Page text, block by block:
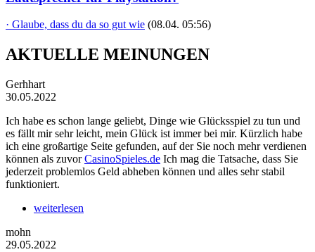
· Glaube, dass du da so gut wie (08.04. 05:56)
AKTUELLE MEINUNGEN
Gerhhart
30.05.2022
Ich habe es schon lange geliebt, Dinge wie Glücksspiel zu tun und
es fällt mir sehr leicht, mein Glück ist immer bei mir. Kürzlich habe
ich eine großartige Seite gefunden, auf der Sie noch mehr verdienen
können als zuvorCasinoSpieles.de Ich mag die Tatsache, dass Sie
jederzeit problemlos Geld abheben können und alles sehr stabil
funktioniert.
weiterlesen
mohn
29.05.2022